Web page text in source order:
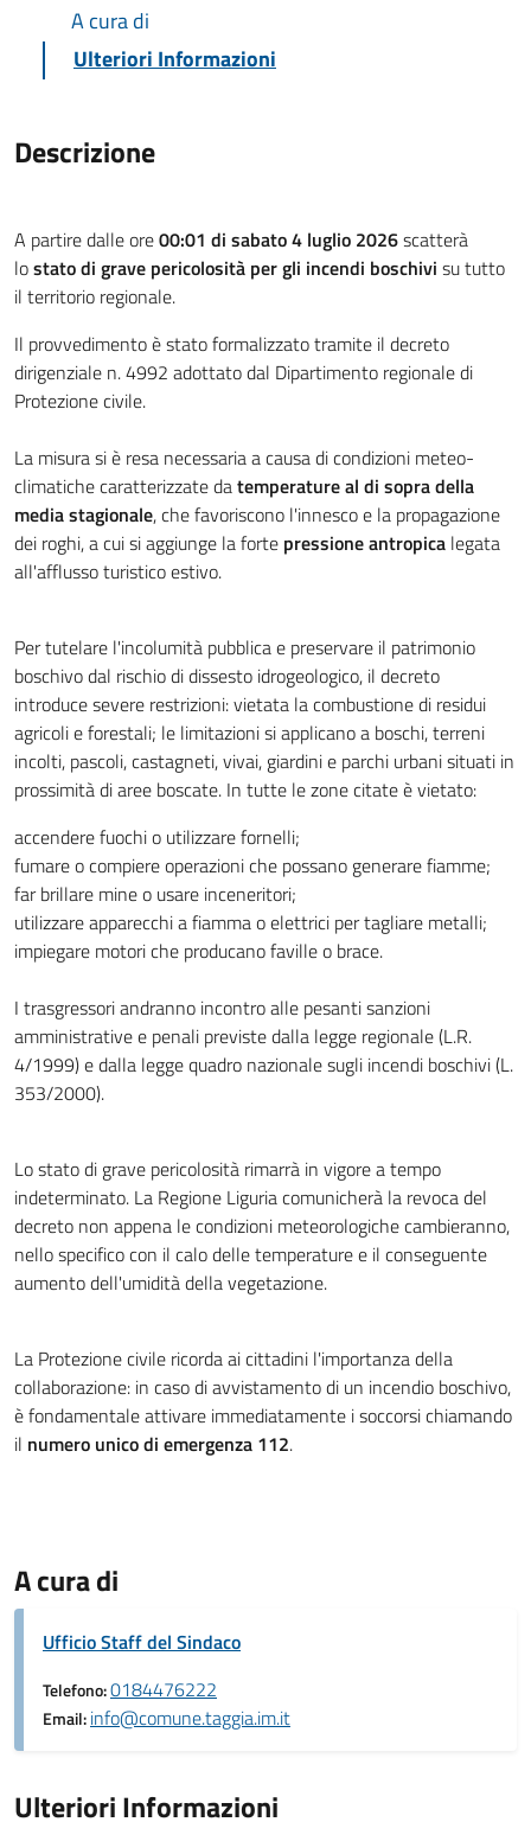
A cura di
Ulteriori Informazioni
Descrizione
A partire dalle ore00:01 di sabato 4 luglio 2026scatterà
lostato di grave pericolosità per gli incendi boschivi su tutto
il territorio regionale.
Il provvedimento è stato formalizzato tramite il decreto
dirigenziale n. 4992 adottato dal Dipartimento regionale di
Protezione civile.
La misura si è resa necessaria a causa di condizioni meteo-
climatiche caratterizzate datemperature al di sopra della
media stagionale, che favoriscono l'innesco e la propagazione
dei roghi, a cui si aggiunge la forte pressione antropica legata
all'afflusso turistico estivo.
Per tutelare l'incolumità pubblica e preservare il patrimonio
boschivo dal rischio di dissesto idrogeologico, il decreto
introduce severe restrizioni: vietata la combustione di residui
agricoli e forestali; le limitazioni si applicano a boschi, terreni
incolti, pascoli, castagneti, vivai, giardini e parchi urbani situati in
prossimità di aree boscate. In tutte le zone citate è vietato:
accendere fuochi o utilizzare fornelli;
fumare o compiere operazioni che possano generare fiamme;
far brillare mine o usare inceneritori;
utilizzare apparecchi a fiamma o elettrici per tagliare metalli;
impiegare motori che producano faville o brace.
I trasgressori andranno incontro alle pesanti sanzioni
amministrative e penali previste dalla legge regionale (L.R.
4/1999) e dalla legge quadro nazionale sugli incendi boschivi (L.
353/2000).
Lo stato di grave pericolosità rimarrà in vigore a tempo
indeterminato. La Regione Liguria comunicherà la revoca del
decreto non appena le condizioni meteorologiche cambieranno,
nello specifico con il calo delle temperature e il conseguente
aumento dell'umidità della vegetazione.
La Protezione civile ricorda ai cittadini l'importanza della
collaborazione: in caso di avvistamento di un incendio boschivo,
è fondamentale attivare immediatamente i soccorsi chiamando
il numero unico di emergenza 112.
A cura di
Ufficio Staff del Sindaco
Telefono:0184476222
Email:info@comune.taggia.im.it
Ulteriori Informazioni